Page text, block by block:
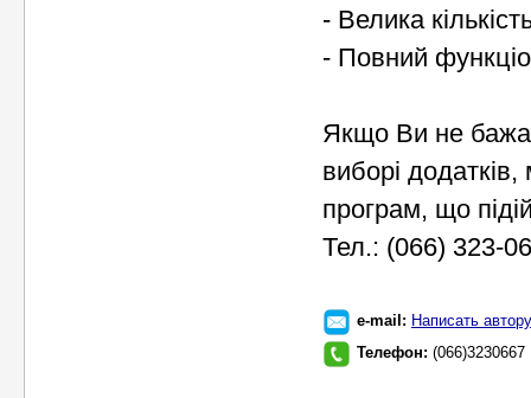
- Велика
- Повний
Якщо Ви не
виборі
програм, що
Тел.: (066) 323-
e-mail: Написать автору
Телефон: (066)3230667